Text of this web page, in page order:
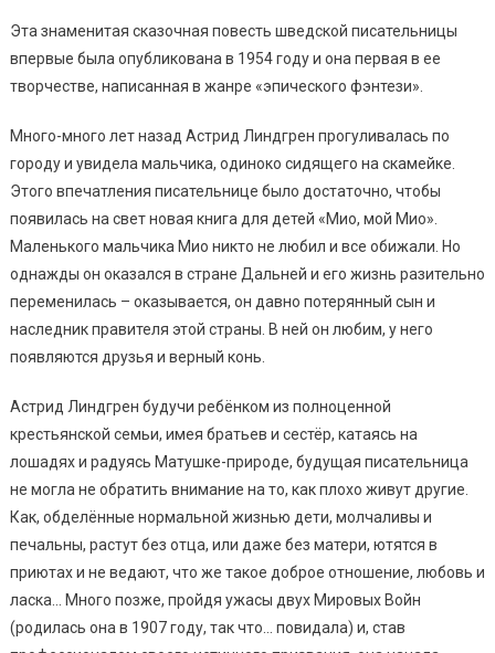
Эта знаменитая сказочная повесть шведской писательницы
впервые была опубликована в 1954 году и она первая в ее
творчестве, написанная в жанре «эпического фэнтези».
Много-много лет назад Астрид Линдгрен прогуливалась по
городу и увидела мальчика, одиноко сидящего на скамейке.
Этого впечатления писательнице было достаточно, чтобы
появилась на свет новая книга для детей «Мио, мой Мио».
Маленького мальчика Мио никто не любил и все обижали. Но
однажды он оказался в стране Дальней и его жизнь разительно
переменилась – оказывается, он давно потерянный сын и
наследник правителя этой страны. В ней он любим, у него
появляются друзья и верный конь.
Астрид Линдгрен будучи ребёнком из полноценной
крестьянской семьи, имея братьев и сестёр, катаясь на
лошадях и радуясь Матушке-природе, будущая писательница
не могла не обратить внимание на то, как плохо живут другие.
Как, обделённые нормальной жизнью дети, молчаливы и
печальны, растут без отца, или даже без матери, ютятся в
приютах и не ведают, что же такое доброе отношение, любовь и
ласка… Много позже, пройдя ужасы двух Мировых Войн
(родилась она в 1907 году, так что… повидала) и, став